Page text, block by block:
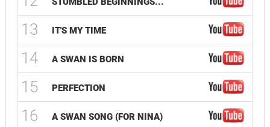
13 IT'S MY TIME
14 A SWAN IS BORN
15 PERFECTION
16 A SWAN SONG (FOR NINA)